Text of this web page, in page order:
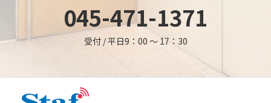
045-471-1371
受付 / 平日9：00 ～ 17：30